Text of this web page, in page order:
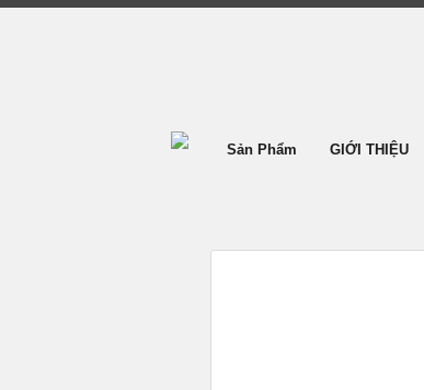
Sản Phẩm GIỚI THIỆU